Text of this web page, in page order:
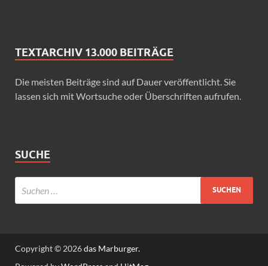
TEXTARCHIV 13.000 BEITRÄGE
Die meisten Beiträge sind auf Dauer veröffentlicht. Sie
lassen sich mit Wortsuche oder Überschriften aufrufen.
SUCHE
Copyright © 2026das Marburger.